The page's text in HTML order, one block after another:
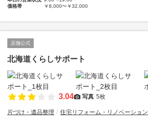
価格帯
￥8,000〜￥32,000
店舗公式
北海道くらしサポート
3.04 写真 5枚
片づけ・遺品整理
住宅リフォーム・リノベーション